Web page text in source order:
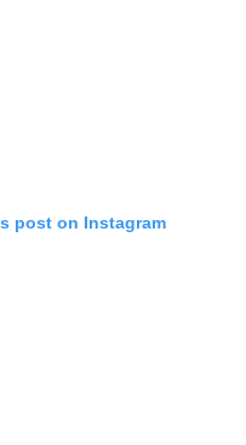
post on Instagram